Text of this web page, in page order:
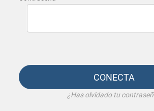
CONECTA
¿Has olvidado tu